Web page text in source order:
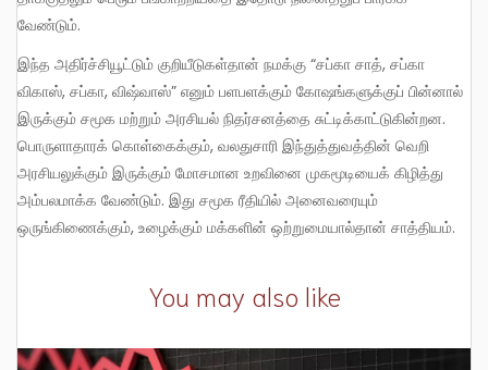
வேண்டும்.
இந்த அதிர்ச்சியூட்டும் குறியீடுகள்தான் நமக்கு “சப்கா சாத், சப்கா
விகாஸ், சப்கா, விஷ்வாஸ்” எனும் பளபளக்கும் கோஷங்களுக்குப் பின்னால்
இருக்கும் சமூக மற்றும் அரசியல் நிதர்சனத்தை சுட்டிக்காட்டுகின்றன.
பொருளாதாரக் கொள்கைக்கும், வலதுசாரி இந்துத்துவத்தின் வெறி
அரசியலுக்கும் இருக்கும் மோசமான உறவினை முகமூடியைக் கிழித்து
அம்பலமாக்க வேண்டும். இது சமூக ரீதியில் அனைவரையும்
ஒருங்கிணைக்கும், உழைக்கும் மக்களின் ஒற்றுமையால்தான் சாத்தியம்.
You may also like